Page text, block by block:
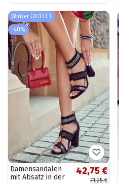
Winter OUTLET
-40%
Damensandalen
mit Absatz in der
42,75 €
71,25 €